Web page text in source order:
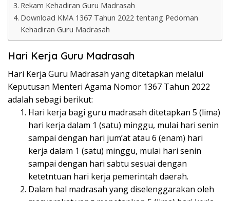
Rekam Kehadiran Guru Madrasah
Download KMA 1367 Tahun 2022 tentang Pedoman
Kehadiran Guru Madrasah
Hari Kerja Guru Madrasah
Hari Kerja Guru Madrasah yang ditetapkan melalui
Keputusan Menteri Agama Nomor 1367 Tahun 2022
adalah sebagi berikut:
Hari kerja bagi guru madrasah ditetapkan 5 (lima)
hari kerja dalam 1 (satu) minggu, mulai hari senin
sampai dengan hari jum’at atau 6 (enam) hari
kerja dalam 1 (satu) minggu, mulai hari senin
sampai dengan hari sabtu sesuai dengan
ketetntuan hari kerja pemerintah daerah.
Dalam hal madrasah yang diselenggarakan oleh